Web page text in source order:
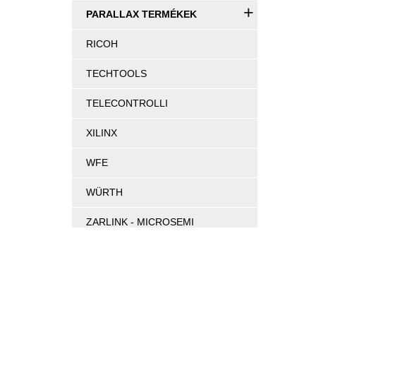
PARALLAX TERMÉKEK +
RICOH
TECHTOOLS
TELECONTROLLI
XILINX
WFE
WÜRTH
ZARLINK - MICROSEMI